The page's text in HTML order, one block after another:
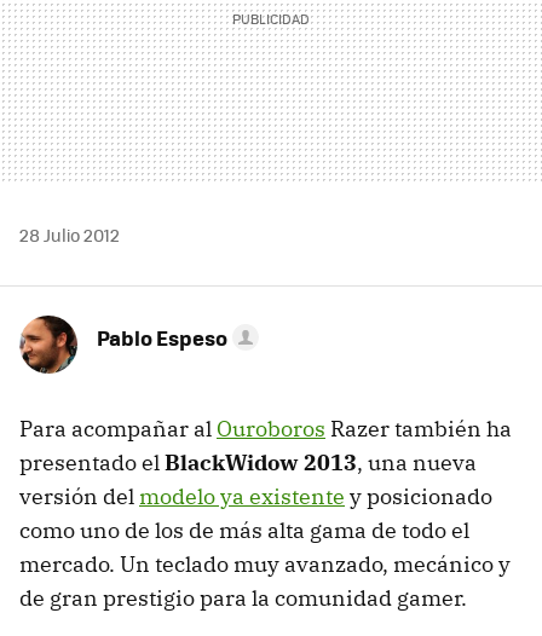
28 Julio 2012
Pablo Espeso
Para acompañar al Ouroboros Razer también ha
presentado elBlackWidow 2013, una nueva
versión delmodelo ya existente y posicionado
como uno de los de más alta gama de todo el
mercado. Un teclado muy avanzado, mecánico y
de gran prestigio para la comunidad gamer.